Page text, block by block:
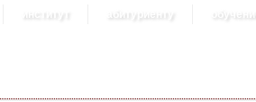
институт абитуриенту обучение